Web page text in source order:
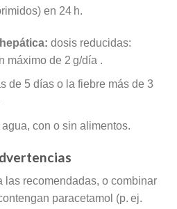
en 24 h.
dosis reducidas:
máximo de 2 g/día .
de 5 días o la fiebre más de 3
con o sin alimentos.
las recomendadas, o combinar
paracetamol (p. ej.